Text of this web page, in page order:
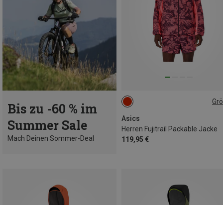
Bis zu -60 % im
Summer Sale
Mach Deinen Sommer-Deal
Asics
Herren Fujitrail Packable Jacke
119,95 €
S